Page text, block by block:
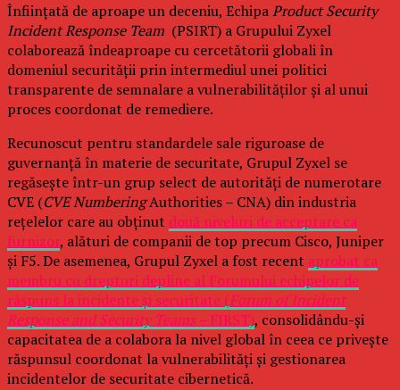
Înființată de aproape un deceniu, EchipaProduct Security
Incident Response Team (PSIRT) a Grupului Zyxel
colaborează îndeaproape cu cercetătorii globali în
domeniul securității prin intermediul unei politici
transparente de semnalare a vulnerabilităților și al unui
proces coordonat de remediere.
Recunoscut pentru standardele sale riguroase de
guvernanță în materie de securitate, Grupul Zyxel se
regăsește într-un grup select de autorități de numerotare
CVE (CVE NumberingAuthorities – CNA) din industria
rețelelor care au obținut două niveluri de acceptare ca
furnizor, alături de companii de top precum Cisco, Juniper
și F5. De asemenea, Grupul Zyxel a fost recent aprobat ca
membru cu drepturi depline al Forumului echipelor de
răspuns la incidente și securitate (Forum of Incident
Response and Security Teams –FIRST), consolidându-și
capacitatea de a colabora la nivel global în ceea ce privește
răspunsul coordonat la vulnerabilități și gestionarea
incidentelor de securitate cibernetică.